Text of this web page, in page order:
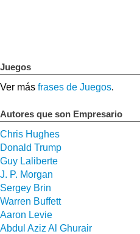
Juegos
Ver más frases de Juegos.
Autores que son Empresario
Chris Hughes
Donald Trump
Guy Laliberte
J. P. Morgan
Sergey Brin
Warren Buffett
Aaron Levie
Abdul Aziz Al Ghurair